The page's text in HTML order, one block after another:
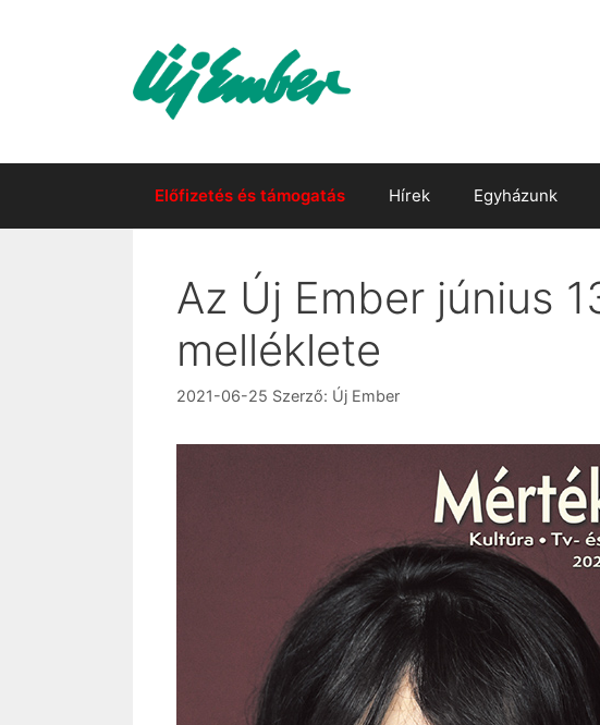
Előfizetés és támogatás Hírek Egyházunk
Az Új Ember június
melléklete
2021-06-25 Szerző: Új Ember